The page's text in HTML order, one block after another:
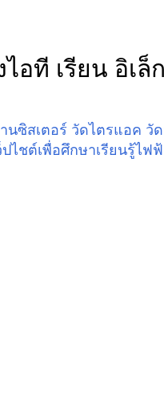
ไอที เรียน อิเ
นซิสเตอร์ วัดไตรแอค วั
ปไชต์เพื่อศึกษาเรียนรู้ไ